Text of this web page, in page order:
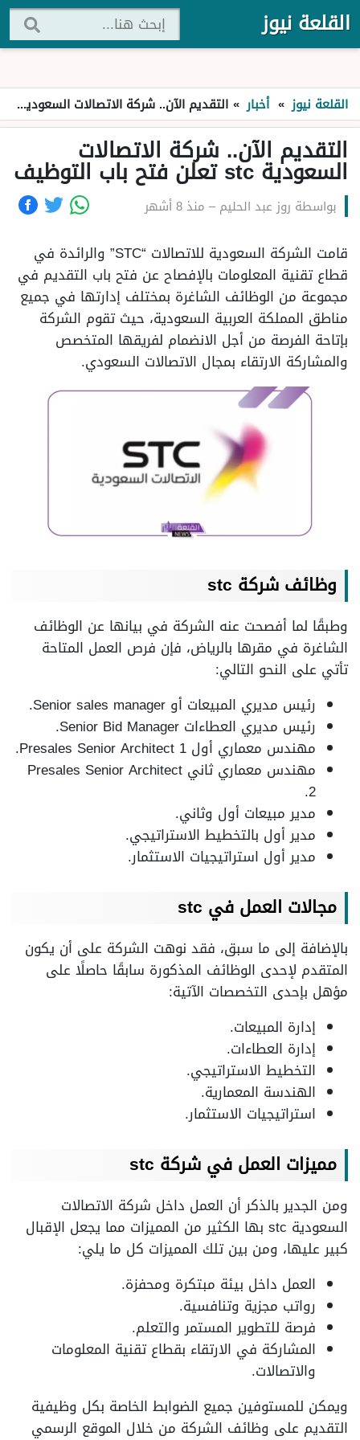
القلعة نيوز
القلعة نيوز » أخبار » التقديم الآن.. شركة الاتصالات السعودية stc تعلن فتح باب التوظيف
التقديم الآن.. شركة الاتصالات
السعودية stc تعلن فتح باب التوظيف
بواسطة روز عبد الحليم– منذ 8 أشهر
قامت الشركة السعودية للاتصالات “STC” والرائدة في
قطاع تقنية المعلومات بالإفصاح عن فتح باب التقديم في
مجموعة من الوظائف الشاغرة بمختلف إدارتها في جميع
مناطق المملكة العربية السعودية، حيث تقوم الشركة
بإتاحة الفرصة من أجل الانضمام لفريقها المتخصص
والمشاركة الارتقاء بمجال الاتصالات السعودي.
وظائف شركة stc
وطبقًا لما أفصحت عنه الشركة في بيانها عن الوظائف
الشاغرة في مقرها بالرياض، فإن فرص العمل المتاحة
تأتي على النحو التالي:
رئيس مديري المبيعات أو Senior sales manager.
رئيس مديري العطاءات Senior Bid Manager.
مهندس معماري أول Presales Senior Architect 1.
مهندس معماري ثاني Presales Senior Architect
2.
مدير مبيعات أول وثاني.
مدير أول بالتخطيط الاستراتيجي.
مدير أول استراتيجيات الاستثمار.
مجالات العمل في stc
بالإضافة إلى ما سبق، فقد نوهت الشركة على أن يكون
المتقدم لإحدى الوظائف المذكورة سابقًا حاصلًا على
مؤهل بإحدى التخصصات الآتية:
إدارة المبيعات.
إدارة العطاءات.
التخطيط الاستراتيجي.
الهندسة المعمارية.
استراتيجيات الاستثمار.
مميزات العمل في شركة stc
ومن الجدير بالذكر أن العمل داخل شركة الاتصالات
السعودية stc بها الكثير من المميزات مما يجعل الإقبال
كبير عليها، ومن بين تلك المميزات كل ما يلي:
العمل داخل بيئة مبتكرة ومحفزة.
رواتب مجزية وتنافسية.
فرصة للتطوير المستمر والتعلم.
المشاركة في الارتقاء بقطاع تقنية المعلومات
والاتصالات.
ويمكن للمستوفين جميع الضوابط الخاصة بكل وظيفية
التقديم على وظائف الشركة من خلال الموقع الرسمي